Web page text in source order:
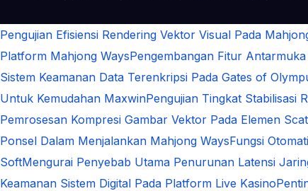
Pengujian Efisiensi Rendering Vektor Visual Pada
Platform Mahjong WaysPengembangan Fitur
Sistem Keamanan Data Terenkripsi Pada Gates of
Untuk Kemudahan MaxwinPengujian Tingkat Stabilisasi
Pemrosesan Kompresi Gambar Vektor Pada Elemen
Ponsel Dalam Menjalankan Mahjong WaysFungsi
SoftMengurai Penyebab Utama Penurunan Latensi
Keamanan Sistem Digital Pada Platform Live Kasino